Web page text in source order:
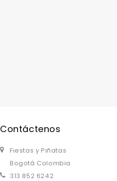
Contáctenos
Fiestas y Piñatas
Bogotá Colombia
313 852 6242